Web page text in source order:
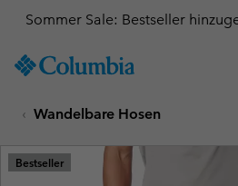
TO
SKIP
MAIN
NAV
Sommer Sale: Bestseller
Wandelbare Hosen
Bestseller